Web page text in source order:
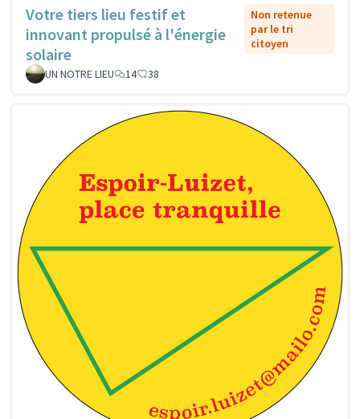
Votre tiers lieu festif et
innovant propulsé à l'énergie
solaire
Non retenue
par le tri
citoyen
UN NOTRE LIEU 14 38